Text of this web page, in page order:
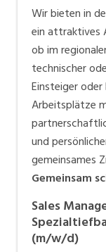
Wir bieten in
ein attraktives
ob im
technischer
Einsteiger
Arbeitsplätze
und
gemeinsames
Gemeinsam
Sales
(m/w/d)